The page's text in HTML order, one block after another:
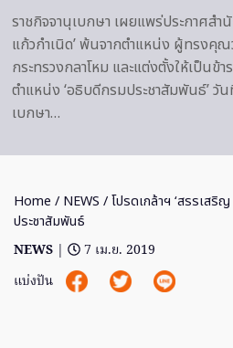
ราชกิจจานุเบกษา เผยแพร่ประกาศสำ
แก้วกำเนิด’ พ้นจากตำแหน่ง ผู้ทรง
กระทรวงกลาโหม และแต่งตั้งให้เป็นข้
ตำแหน่ง ‘อธิบดีกรมประชาสัมพันธ์’ วั
เบกษา…
Home / NEWS / โปรดเกล้าฯ ‘สรรเสริ
ประชาสัมพันธ์
NEWS |
7 เม.ย. 2019
แบ่งปัน